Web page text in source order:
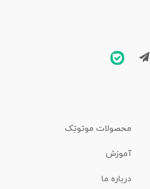
محصولات موتوتِک
آموزش
درباره ما